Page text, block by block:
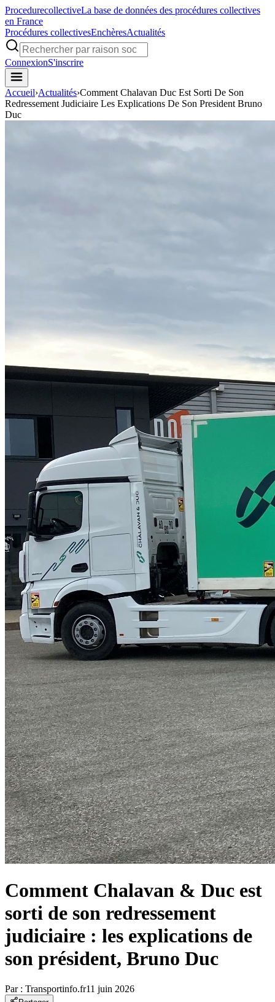
ProcedurecollectiveLa base de données des procédures collectives
en France
Procédures collectivesEnchèresActualités
ConnexionS'inscrire
Accueil›Actualités›Comment Chalavan Duc Est Sorti De Son
Redressement Judiciaire Les Explications De Son President Bruno
Duc
Comment Chalavan & Duc est
sorti de son redressement
judiciaire : les explications de
son président, Bruno Duc
Par : Transportinfo.fr11 juin 2026